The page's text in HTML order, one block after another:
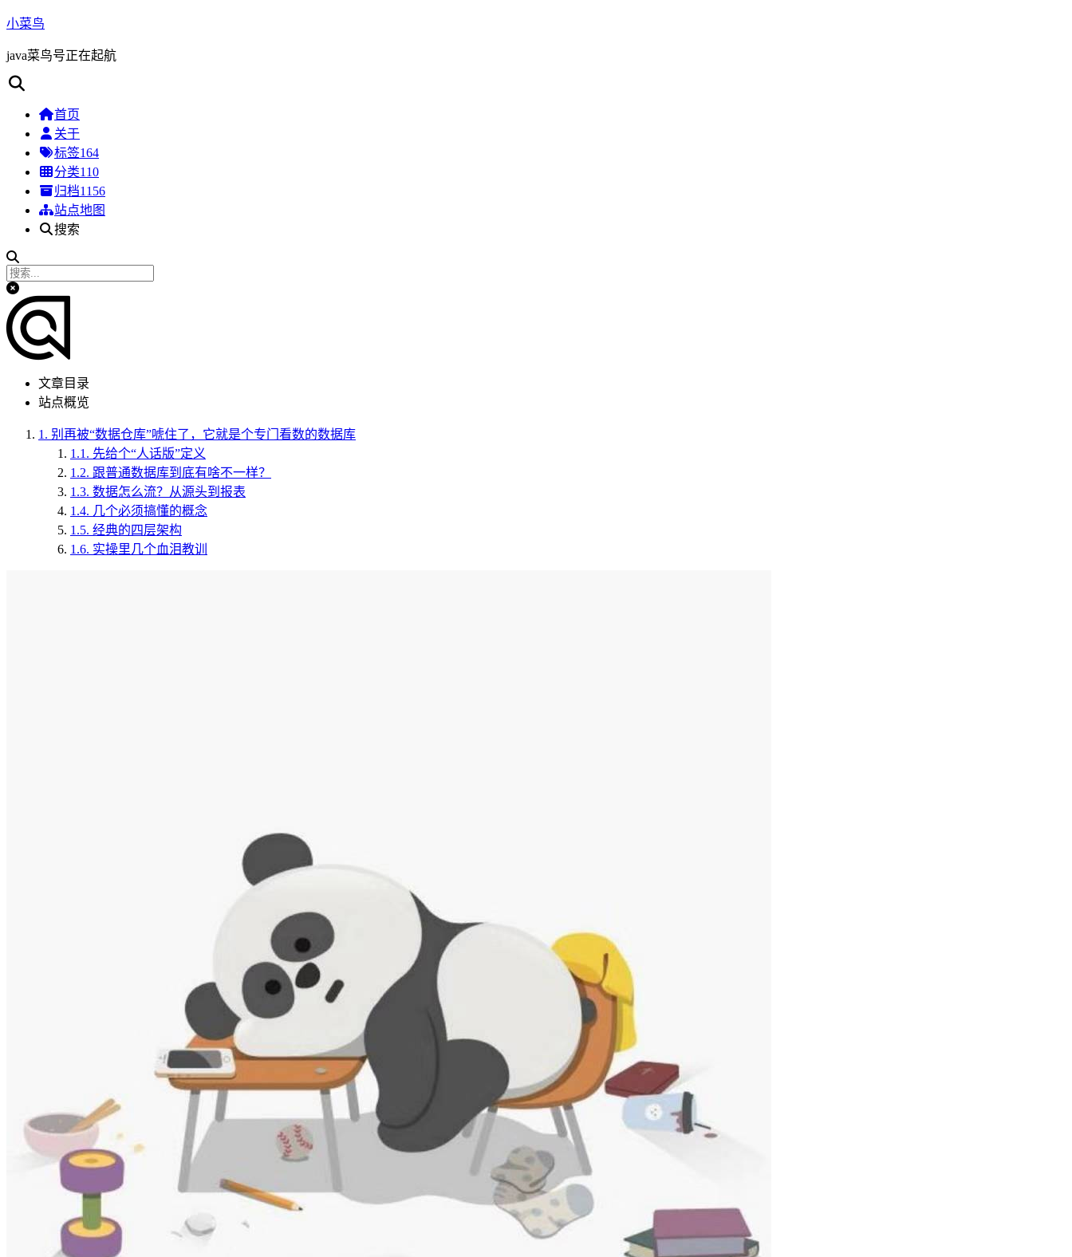
小菜鸟
java菜鸟号正在起航
首页
关于
标签164
分类110
归档1156
站点地图
搜索
文章目录
站点概览
1. 别再被“数据仓库”唬住了，它就是个专门看数的数据库
1.1. 先给个“人话版”定义
1.2. 跟普通数据库到底有啥不一样？
1.3. 数据怎么流？从源头到报表
1.4. 几个必须搞懂的概念
1.5. 经典的四层架构
1.6. 实操里几个血泪教训